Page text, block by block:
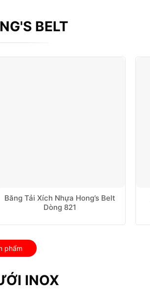
BELT
Băng Tải Xích Nhựa Hong’s Belt
Dòng 821
phẩm
INOX